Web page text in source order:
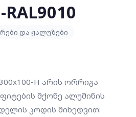
და ჟალუზები
H არის ორრიგა
მქონე ალუმინის
კოდის მიხედვით: